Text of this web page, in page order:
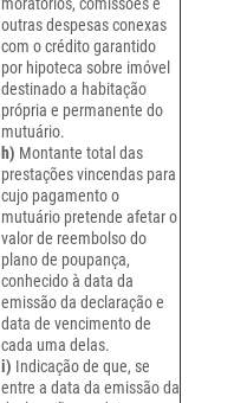
moratórios, comissões e
outras despesas conexas
com o crédito garantido
por hipoteca sobre imóvel
destinado a habitação
própria e permanente do
mutuário.
h) Montante total das
prestações vincendas para
cujo pagamento o
mutuário pretende afetar o
valor de reembolso do
plano de poupança,
conhecido à data da
emissão da declaração e
data de vencimento de
cada uma delas.
i) Indicação de que, se
entre a data da emissão da